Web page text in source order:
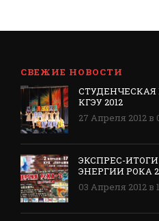
СВЕЖИЕ НОВОСТИ
СТУДЕНЧЕСКАЯ
КГЭУ 2012
27 Апреля 2012 в
ЭКСПРЕС-ИТОГИ
ЭНЕРГИИ РОКА
03 Апреля 2012 в